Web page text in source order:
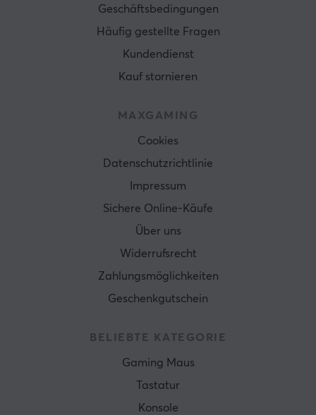
Geschäftsbedingungen
Häufig gestellte Fragen
Kundendienst
Kauf stornieren
MAXGAMING
Cookies
Datenschutzrichtlinie
Impressum
Sichere Online-Käufe
Über uns
Widerrufsrecht
Zahlungsmöglichkeiten
Geschenkgutschein
BELIEBTE KATEGORIE
Gaming Maus
Tastatur
Konsole